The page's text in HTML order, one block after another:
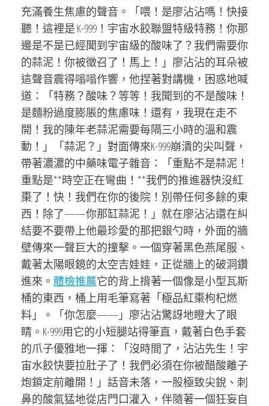
充滿養生焦慮的聲音。「喂！是廖沾沾嗎！快接
聽！這裡是 K-999！宇宙水餃聯盟特級特務！你那
邊是不是已經聞到宇宙級的酸味了？我們需要你
的蒜泥！你被徵召了！馬上！」廖沾沾的耳朵被
這聲音震得嗡嗡作響，他捏著對講機，困惑地喊
道：「特務？酸味？等等！我聞到的不是酸味！
是麵粉過度膨脹的焦慮味！還有，我現在走不
開！我的陳年老蒜泥需要每隔三小時的溫和震
動！」「蒜泥？」對面傳來K-999崩潰的尖叫聲，
帶著濃濃的中藥味電子雜音：「重點不是蒜泥！
重點是**時空正在彎曲！**我們的推進器快沒紅
棗了！快！我們在你的後院！別帶任何多餘的東
西！除了——你那缸蒜泥！」就在廖沾沾還在糾
結要不要帶上他最珍愛的那把銀勺時，外面的牆
壁傳來一聲巨大的撞擊。一個穿著黑色燕尾服、
戴著太陽眼鏡的太空吉娃娃，正從牆上的破洞鑽
進來。 體檢推薦它的背上揹著一個像是小型瓦斯
桶的東西，桶上用毛筆寫著「極品紅棗枸杞燃
料」。「你怎麼——」廖沾沾驚訝地瞪大了眼
睛。K-999用它的小短腿站得筆直，戴著白色手套
的爪子優雅地一揮：「沒時間了，沾沾先生！宇
宙水餃快要拉肚子了！我們必須在你被醋酸離子
炮鎖定前離開！」話音未落，一股極致尖銳、刺
鼻的酸氣猛地從店門口灌入，伴隨著一個狂妄自